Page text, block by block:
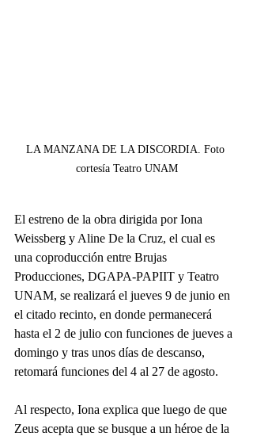
LA MANZANA DE LA DISCORDIA. Foto
cortesía Teatro UNAM
El estreno de la obra dirigida por Iona
Weissberg y Aline De la Cruz, el cual es
una coproducción entre Brujas
Producciones, DGAPA-PAPIIT y Teatro
UNAM, se realizará el jueves 9 de junio en
el citado recinto, en donde permanecerá
hasta el 2 de julio con funciones de jueves a
domingo y tras unos días de descanso,
retomará funciones del 4 al 27 de agosto.
Al respecto, Iona explica que luego de que
Zeus acepta que se busque a un héroe de la